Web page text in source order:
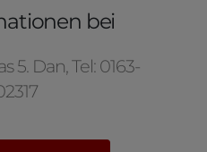
bei
5. Dan, Tel: 0163-